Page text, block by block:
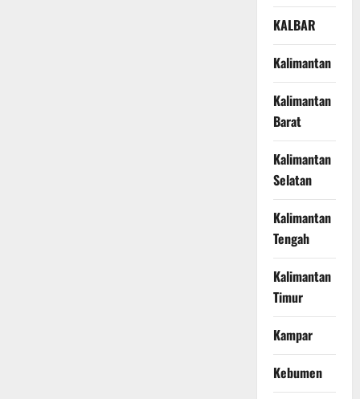
KALBAR
Kalimantan
Kalimantan
Barat
Kalimantan
Selatan
Kalimantan
Tengah
Kalimantan
Timur
Kampar
Kebumen